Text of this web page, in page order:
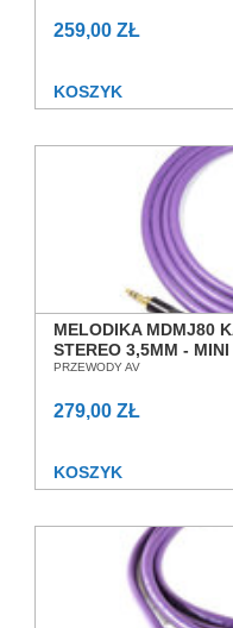
259,00 ZŁ
KOSZYK
MELODIKA MDMJ80
STEREO 3,5MM -
SALON POZNAŃ
PRZEWODY AV
279,00 ZŁ
KOSZYK